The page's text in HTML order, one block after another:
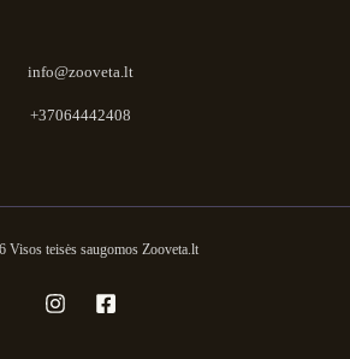
info@zooveta.lt
+37064442408
Visos teisės saugomos Zooveta.lt